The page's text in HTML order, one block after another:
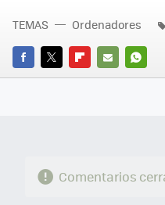
FACEBOOK
TWITTERFLIPBOARD
E-
TEMAS Ordenadores
Comentarios